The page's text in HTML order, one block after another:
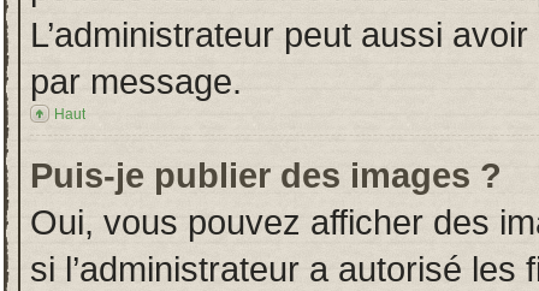
L’administrateur peut aussi
par message.
Haut
Puis-je publier des images ?
Oui, vous pouvez afficher des
si l’administrateur a autorisé